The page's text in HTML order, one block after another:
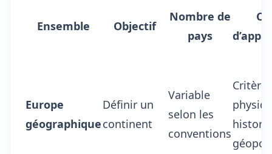
Ensemble Objectif
Nombre de
pays
Europe
géographique
Définir un
continent
Variable
selon les
conventions
Critère